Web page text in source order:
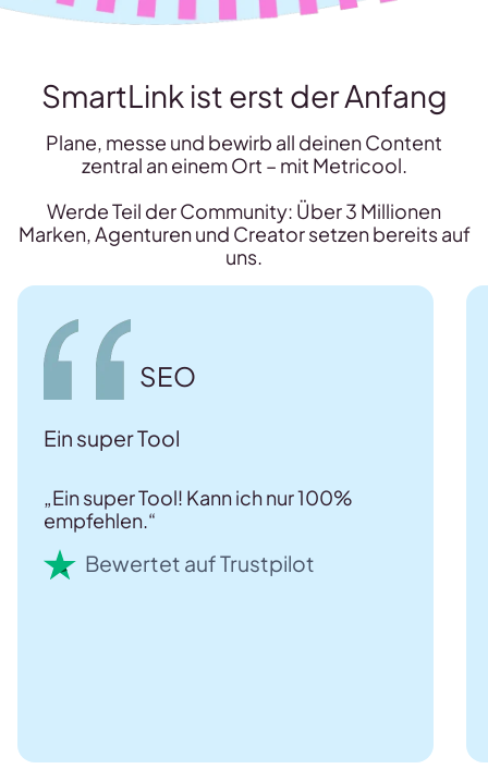
SmartLink ist erst der Anfang
Plane, messe und bewirb all deinen Content
zentral an einem Ort – mit Metricool.
Werde Teil der Community: Über 3 Millionen
Marken, Agenturen und Creator setzen bereits auf
uns.
SEO
Ein super Tool
„Ein super Tool! Kann ich nur 100%
empfehlen.“
Bewertet auf Trustpilot